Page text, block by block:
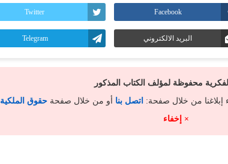
Facebook
Twitter
البريد الالكتروني Telegram
محفوظة لمؤلف الكتاب المذكور
إبلاغنا من خلال صفحة: اتصل بنا أو من خلال صفحةحقوق الملكية
× إخفاء